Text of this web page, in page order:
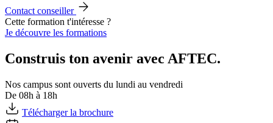
Contact conseiller
Cette formation t'intéresse ?
Je découvre les formations
Construis ton avenir avec AFTEC.
Nos campus sont ouverts du lundi au vendredi
De 08h à 18h
Télécharger la brochure